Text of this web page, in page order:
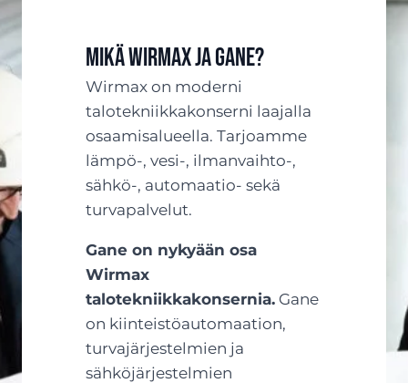
Mikä Wirmax ja Gane?
Wirmax on moderni
talotekniikkakonserni laajalla
osaamisalueella. Tarjoamme
lämpö-, vesi-, ilmanvaihto-,
sähkö-, automaatio- sekä
turvapalvelut.
Gane on nykyään osa
Wirmax
talotekniikkakonsernia. Gane
on kiinteistöautomaation,
turvajärjestelmien ja
sähköjärjestelmien